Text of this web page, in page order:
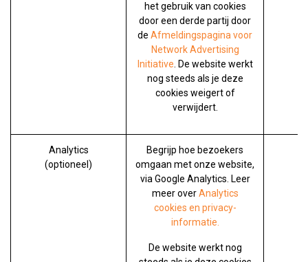
het gebruik van cookies
door een derde partij door
de Afmeldingspagina voor
Network Advertising
Initiative . De website werkt
nog steeds als je deze
cookies weigert of
verwijdert.
Analytics
(optioneel)
Begrijp hoe bezoekers
omgaan met onze website,
via Google Analytics. Leer
meer overAnalytics
cookies en privacy-
informatie.
De website werkt nog